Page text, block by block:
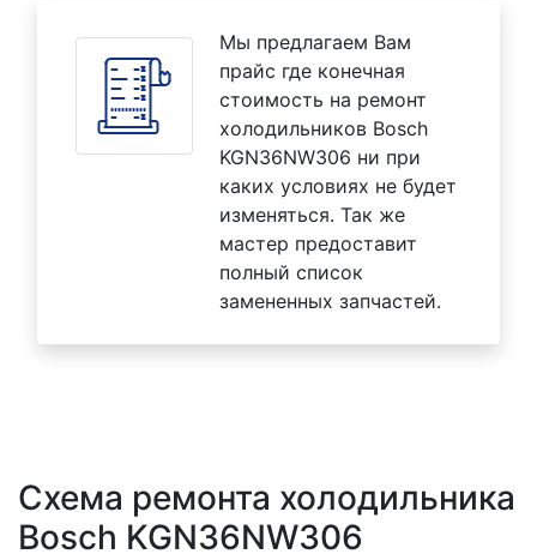
Мы предлагаем Вам
прайс где конечная
стоимость на ремонт
холодильников Bosch
KGN36NW306 ни при
каких условиях не будет
изменяться. Так же
мастер предоставит
полный список
замененных запчастей.
Схема ремонта холодильника
Bosch KGN36NW306